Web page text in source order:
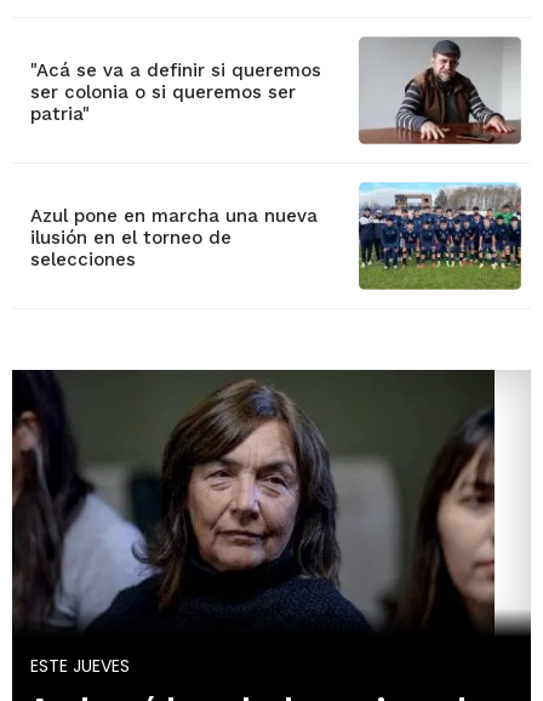
"Acá se va a definir si queremos
ser colonia o si queremos ser
patria"
Azul pone en marcha una nueva
ilusión en el torneo de
selecciones
ESTE JUEVES